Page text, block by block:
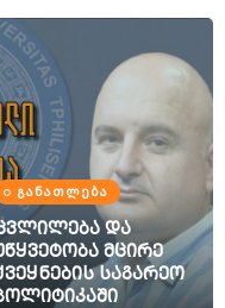
ᲒᲐᲜᲐᲗᲚᲔᲑᲐ
და
მცირე
საგარეო